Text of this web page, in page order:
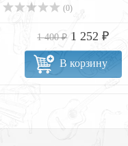
(0)
1 400 ₽ 1 252 ₽
В корзину